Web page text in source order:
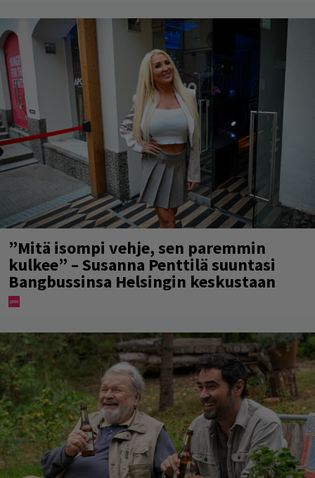
”Mitä isompi vehje, sen paremmin
kulkee” – Susanna Penttilä suuntasi
Bangbussinsa Helsingin keskustaan